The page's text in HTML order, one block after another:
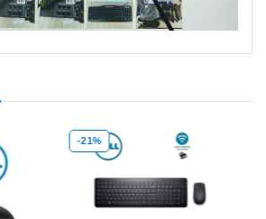
-35%
Mua hàng